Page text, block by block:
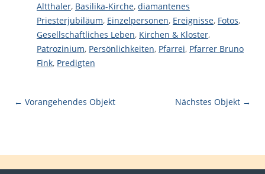
Altthaler, Basilika-Kirche, diamantenes
Priesterjubiläum, Einzelpersonen, Ereignisse, Fotos,
Gesellschaftliches Leben, Kirchen & Kloster,
Patrozinium, Persönlichkeiten, Pfarrei, Pfarrer Bruno
Fink, Predigten
← Vorangehendes Objekt Nächstes Objekt →